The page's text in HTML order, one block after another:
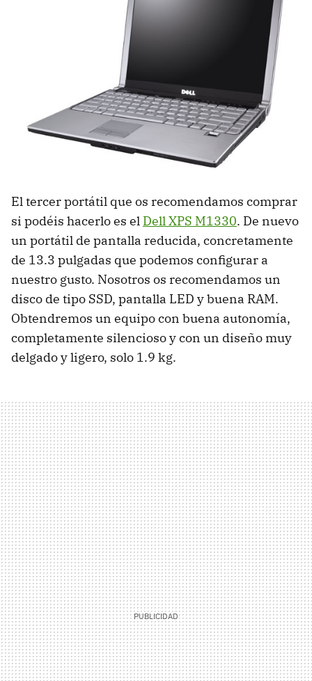
El tercer portátil que os recomendamos comprar
si podéis hacerlo es el Dell XPS M1330. De nuevo
un portátil de pantalla reducida, concretamente
de 13.3 pulgadas que podemos configurar a
nuestro gusto. Nosotros os recomendamos un
disco de tipo SSD, pantalla LED y buena RAM.
Obtendremos un equipo con buena autonomía,
completamente silencioso y con un diseño muy
delgado y ligero, solo 1.9 kg.